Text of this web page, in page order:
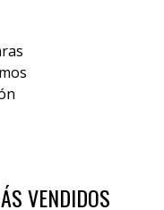
VENDIDOS